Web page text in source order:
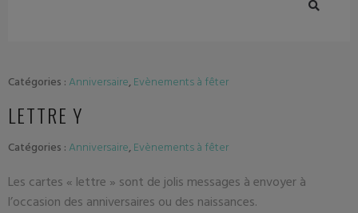
Catégories : Anniversaire,Evènements à fêter
LETTRE Y
Catégories : Anniversaire,Evènements à fêter
Les cartes « lettre » sont de jolis messages à envoyer à
l’occasion des anniversaires ou des naissances.